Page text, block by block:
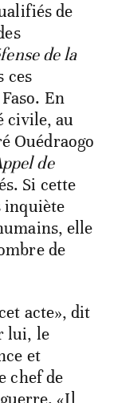
de
de la
ces
En
civile, au
Ouédraogo
de
Si cette
inquiète
elle
de
acte», dit
lui, le
et
chef de